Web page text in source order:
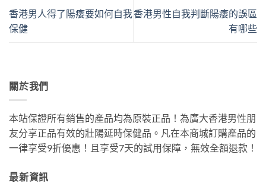
香港男人得了陽痿要如何自我
保健
香港男性自我判斷陽痿的誤區
有哪些
關於我們
本站保證所有銷售的產品均為原裝正品！為廣大香港男性朋
友分享正品有效的壯陽延時保健品。凡在本商城訂購產品的
一律享受9折優惠！且享受7天的試用保障，無效全額退款！
最新資訊